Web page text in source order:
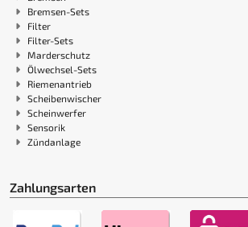
Bremsen-Sets
Filter
Filter-Sets
Marderschutz
Ölwechsel-Sets
Riemenantrieb
Scheibenwischer
Scheinwerfer
Sensorik
Zündanlage
Zahlungsarten